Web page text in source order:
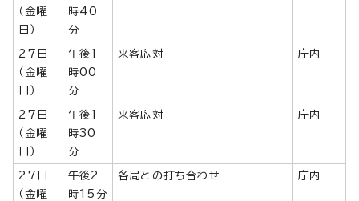
（金曜
日）
時40
分
27日
（金曜
日）
午後1
時00
分
来客応対 庁内
27日
（金曜
日）
午後1
時30
分
来客応対 庁内
27日
（金曜
午後2
時15分
各局との打ち合わせ 庁内